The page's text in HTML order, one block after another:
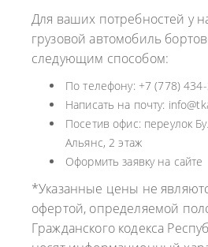
Для ваших потребностей у
грузовой автомобиль
следующим способом:
По телефону: +7 (778)
Написать на почту:
Посетив офис: переулок
Альянс, 2 этаж
Оформить заявку на сайте
*Указанные цены не
офертой, определяемой
Гражданского кодекса